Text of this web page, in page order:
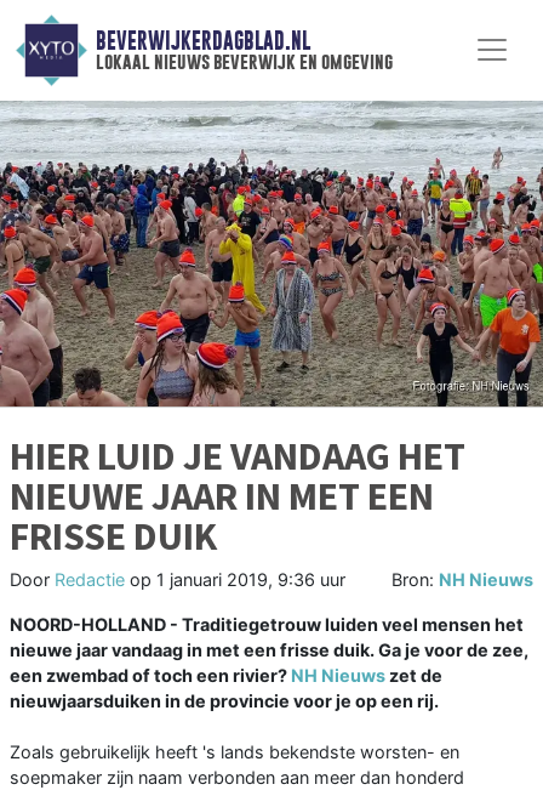
BEVERWIJKERDAGBLAD.NL
lokaal nieuws beverwijk en omgeving
HIER LUID JE VANDAAG HET
NIEUWE JAAR IN MET EEN
FRISSE DUIK
Door Redactie op 1 januari 2019, 9:36 uur Bron: NH Nieuws
NOORD-HOLLAND - Traditiegetrouw luiden veel mensen het
nieuwe jaar vandaag in met een frisse duik. Ga je voor de zee,
een zwembad of toch een rivier? NH Nieuws zet de
nieuwjaarsduiken in de provincie voor je op een rij.
Zoals gebruikelijk heeft 's lands bekendste worsten- en
soepmaker zijn naam verbonden aan meer dan honderd